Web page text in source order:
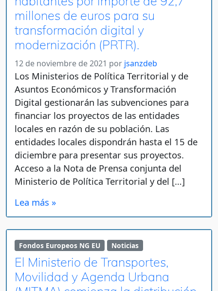
millones de euros para su
transformación digital y
modernización (PRTR).
12 de noviembre de 2021 por jsanzdeb
Los Ministerios de Política Territorial y de
Asuntos Económicos y Transformación
Digital gestionarán las subvenciones para
financiar los proyectos de las entidades
locales en razón de su población. Las
entidades locales dispondrán hasta el 15 de
diciembre para presentar sus proyectos.
Acceso a la Nota de Prensa conjunta del
Ministerio de Política Territorial y del […]
Lea más »
Fondos Europeos NG EU Noticias
El Ministerio de Transportes,
Movilidad y Agenda Urbana